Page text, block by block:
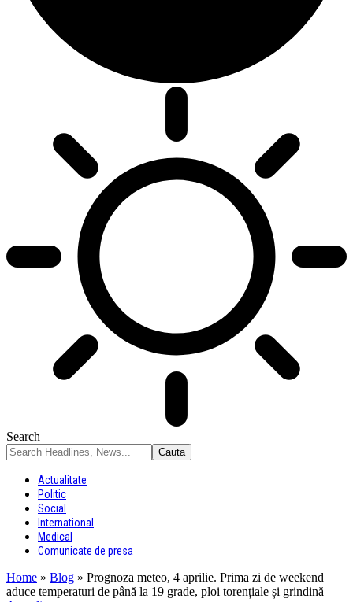
Search
Actualitate
Politic
Social
International
Medical
Comunicate de presa
Home » Blog » Prognoza meteo, 4 aprilie. Prima zi de weekend
aduce temperaturi de până la 19 grade, ploi torențiale și grindină